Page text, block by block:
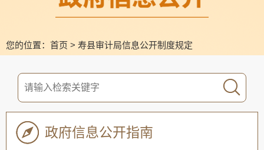
您的位置： 首页 > 寿县审计局信息公开制度规定
政府信息公开指南